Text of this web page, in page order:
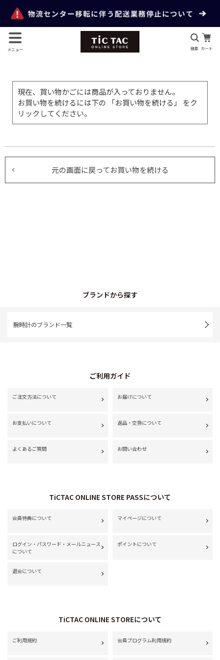
メニュー 検索 カート
現在、買い物かごには商品が入っておりません。
お買い物を続けるには下の 「お買い物を続ける」 をク
リックしてください。
元の画面に戻ってお買い物を続ける
ブランドから探す
腕時計のブランド一覧
ご利用ガイド
ご注文方法について お届けについて
お支払いについて 返品・交換について
よくあるご質問 お問い合わせ
TiCTAC ONLINE STORE PASSについて
会員特典について マイページについて
ログイン・パスワード・メールニュース
について
ポイントについて
退会について
TiCTAC ONLINE STOREについて
ご利用規約 会員プログラム利用規約